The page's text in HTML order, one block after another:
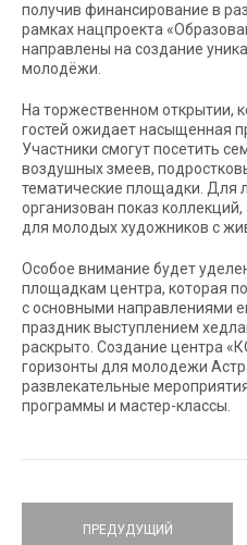
получив финансирование в
рамках нацпроекта
направлены на создание
молодёжи.
На торжественном открытии,
гостей ожидает насыщенная
Участники смогут посетить
воздушных змеев,
тематические площадки. Для
организован показ
для молодых художников с
Особое внимание будет
площадкам центра, которая
с основными направлениями
праздник выступлением
раскрыто. Создание центра
горизонты для молодежи
развлекательные
программы и мастер-классы.
ПРЕДУДУЩИЙ